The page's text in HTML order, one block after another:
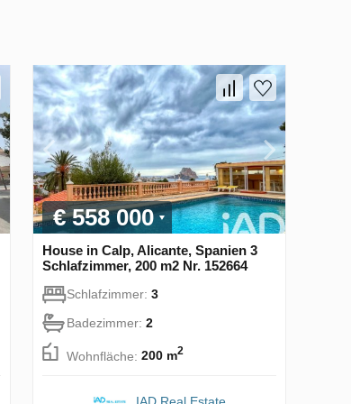
€ 558 000
House in Calp, Alicante, Spanien 3
Schlafzimmer, 200 m2 Nr. 152664
Schlafzimmer: 3
Badezimmer: 2
Wohnfläche: 200 m2
IAD Real Estate